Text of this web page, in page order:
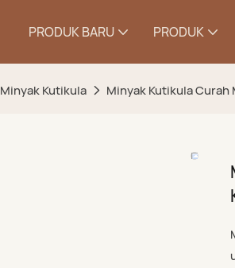
PRODUK BARU PRODUK
Minyak Kutikula Minyak Kutikula Curah